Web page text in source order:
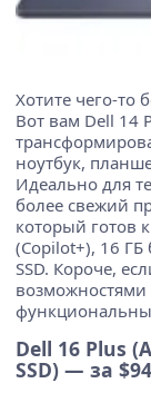
Хотите чего-то
Вот вам Dell 14
ноутбук,
Идеально для
более свежий
который готов
(Copilot+), 16 ГБ
SSD. Короче,
Dell 16 Plus
SSD) — за